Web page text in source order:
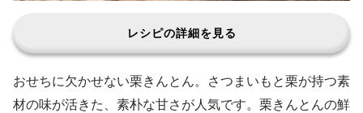
レシピの詳細を見る
おせちに欠かせない栗きんとん。さつまいもと栗が持つ素
材の味が活きた、素朴な甘さが人気です。栗きんとんの鮮